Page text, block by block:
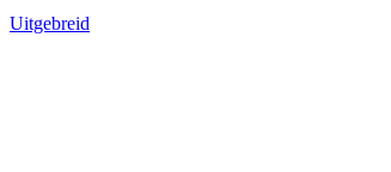
Uitgebreid